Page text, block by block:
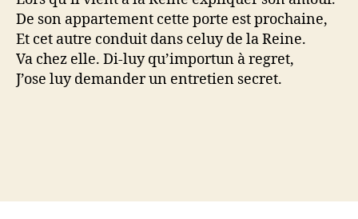
De son appartement cette porte est prochaine,
Et cet autre conduit dans celuy de la Reine.
Va chez elle. Di-luy qu’importun à regret,
J’ose luy demander un entretien secret.